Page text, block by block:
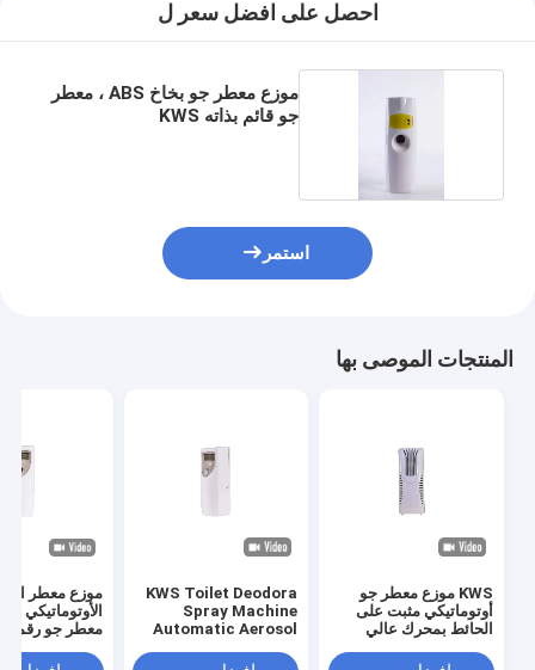
احصل على افضل سعر ل
موزع معطر جو بخاخ ABS ، معطر
جو قائم بذاته KWS
استمر
المنتجات الموصى بها
KWS موزع معطر جو
أوتوماتيكي مثبت على
الحائط بمحرك عالي
KWS Toilet Deodora
Spray Machine
Automatic Aerosol
موزع معطر
معطر جو رقمي